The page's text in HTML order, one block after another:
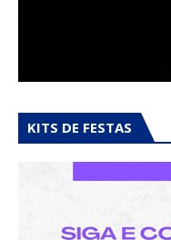
KITS DE FESTAS